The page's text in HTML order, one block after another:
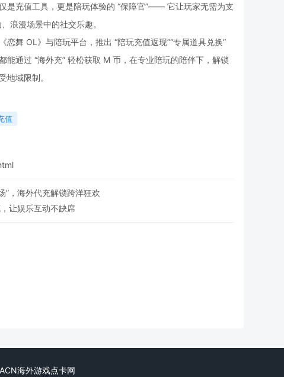
是充值工具，更是陪玩体验的 “保障官”—— 它让玩家无需为支
浪漫场景中的社交乐趣。
舞 OL》与陪玩平台，推出 “陪玩充值返现”“专属道具兑换”
通过 “海外充” 轻松获取 M 币，在专业陪玩的陪伴下，解锁
地域限制。
值
”，海外代充解锁跨洋狂欢
让娱乐互动不缺席
海外游戏点卡网